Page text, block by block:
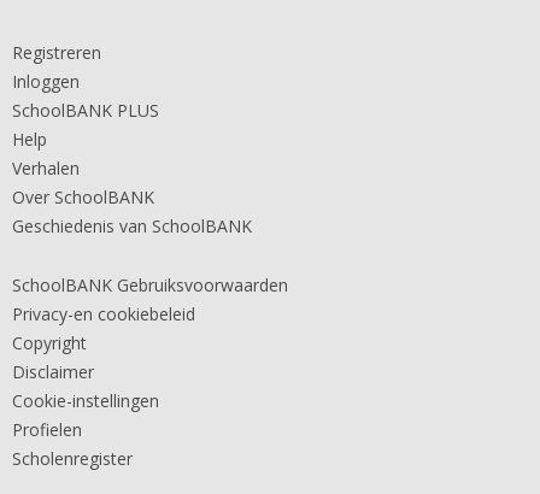
Registreren
Inloggen
SchoolBANK PLUS
Help
Verhalen
Over SchoolBANK
Geschiedenis van SchoolBANK
SchoolBANK Gebruiksvoorwaarden
Privacy-en cookiebeleid
Copyright
Disclaimer
Cookie-instellingen
Profielen
Scholenregister